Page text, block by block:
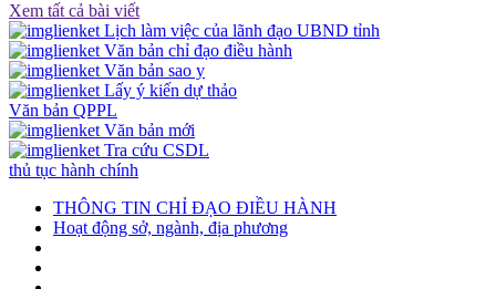
Xem tất cả bài viết
Lịch làm việc của lãnh đạo UBND tỉnh
Văn bản chỉ đạo điều hành
Văn bản sao y
Lấy ý kiến dự thảo
Văn bản QPPL
Văn bản mới
Tra cứu CSDL
thủ tục hành chính
THÔNG TIN CHỈ ĐẠO ĐIỀU HÀNH
Hoạt động sở, ngành, địa phương